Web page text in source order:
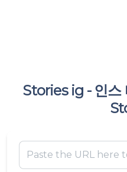
Stories ig - 인스